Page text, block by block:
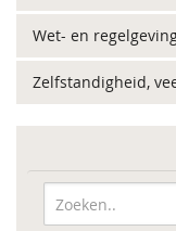
Wet- en
Zelfstandigheid,